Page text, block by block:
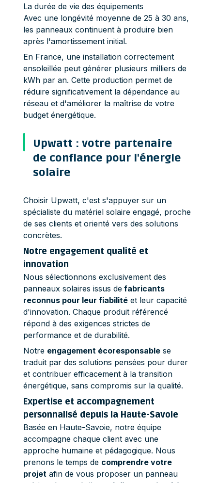
La durée de vie des équipements
Avec une longévité moyenne de 25 à 30 ans,
les panneaux continuent à produire bien
après l'amortissement initial.
En France, une installation correctement
ensoleillée peut générer plusieurs milliers de
kWh par an. Cette production permet de
réduire significativement la dépendance au
réseau et d'améliorer la maîtrise de votre
budget énergétique.
Upwatt : votre partenaire
de confiance pour l'énergie
solaire
Choisir Upwatt, c'est s'appuyer sur un
spécialiste du matériel solaire engagé, proche
de ses clients et orienté vers des solutions
concrètes.
Notre engagement qualité et
innovation
Nous sélectionnons exclusivement des
panneaux solaires issus de fabricants
reconnus pour leur fiabilité et leur capacité
d'innovation. Chaque produit référencé
répond à des exigences strictes de
performance et de durabilité.
Notre engagement écoresponsable se
traduit par des solutions pensées pour durer
et contribuer efficacement à la transition
énergétique, sans compromis sur la qualité.
Expertise et accompagnement
personnalisé depuis la Haute-Savoie
Basée en Haute-Savoie, notre équipe
accompagne chaque client avec une
approche humaine et pédagogique. Nous
prenons le temps de comprendre votre
projet afin de vous proposer un panneau